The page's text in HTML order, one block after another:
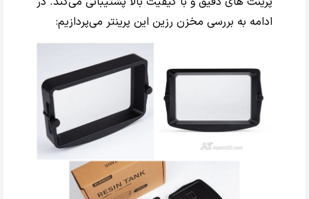
ادامه به بررسی مخزن رزین این پرینتر می‌پردازیم: